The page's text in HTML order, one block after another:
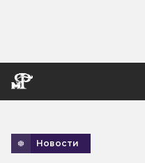
Новости